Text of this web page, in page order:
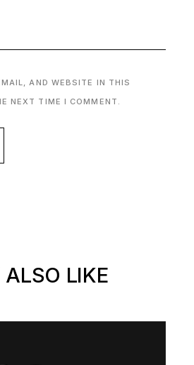
AND WEBSITE IN THIS
NEXT TIME I COMMENT.
LIKE